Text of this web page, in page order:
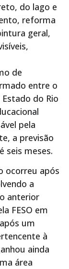
do lago e
reforma
geral,
de
entre o
do Rio
pela
a previsão
seis meses.
ocorreu após
a
anterior
FESO em
um
à
ainda
área